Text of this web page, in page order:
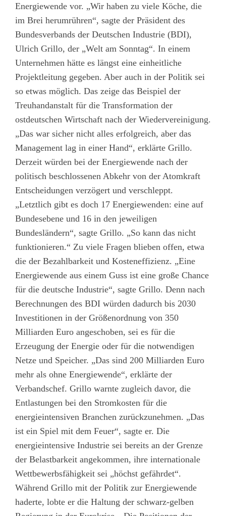
Energiewende vor. „Wir haben zu viele Köche, die
im Brei herumrühren“, sagte der Präsident des
Bundesverbands der Deutschen Industrie (BDI),
Ulrich Grillo, der „Welt am Sonntag“. In einem
Unternehmen hätte es längst eine einheitliche
Projektleitung gegeben. Aber auch in der Politik sei
so etwas möglich. Das zeige das Beispiel der
Treuhandanstalt für die Transformation der
ostdeutschen Wirtschaft nach der Wiedervereinigung.
„Das war sicher nicht alles erfolgreich, aber das
Management lag in einer Hand“, erklärte Grillo.
Derzeit würden bei der Energiewende nach der
politisch beschlossenen Abkehr von der Atomkraft
Entscheidungen verzögert und verschleppt.
„Letztlich gibt es doch 17 Energiewenden: eine auf
Bundesebene und 16 in den jeweiligen
Bundesländern“, sagte Grillo. „So kann das nicht
funktionieren.“ Zu viele Fragen blieben offen, etwa
die der Bezahlbarkeit und Kosteneffizienz. „Eine
Energiewende aus einem Guss ist eine große Chance
für die deutsche Industrie“, sagte Grillo. Denn nach
Berechnungen des BDI würden dadurch bis 2030
Investitionen in der Größenordnung von 350
Milliarden Euro angeschoben, sei es für die
Erzeugung der Energie oder für die notwendigen
Netze und Speicher. „Das sind 200 Milliarden Euro
mehr als ohne Energiewende“, erklärte der
Verbandschef. Grillo warnte zugleich davor, die
Entlastungen bei den Stromkosten für die
energieintensiven Branchen zurückzunehmen. „Das
ist ein Spiel mit dem Feuer“, sagte er. Die
energieintensive Industrie sei bereits an der Grenze
der Belastbarkeit angekommen, ihre internationale
Wettbewerbsfähigkeit sei „höchst gefährdet“.
Während Grillo mit der Politik zur Energiewende
haderte, lobte er die Haltung der schwarz-gelben